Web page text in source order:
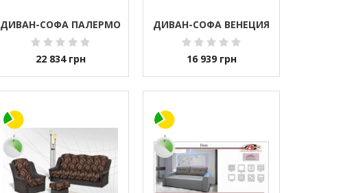
ДИВАН-СОФА ПАЛЕРМО
22 834 грн
ДИВАН-СОФА ВЕНЕЦИЯ
16 939 грн